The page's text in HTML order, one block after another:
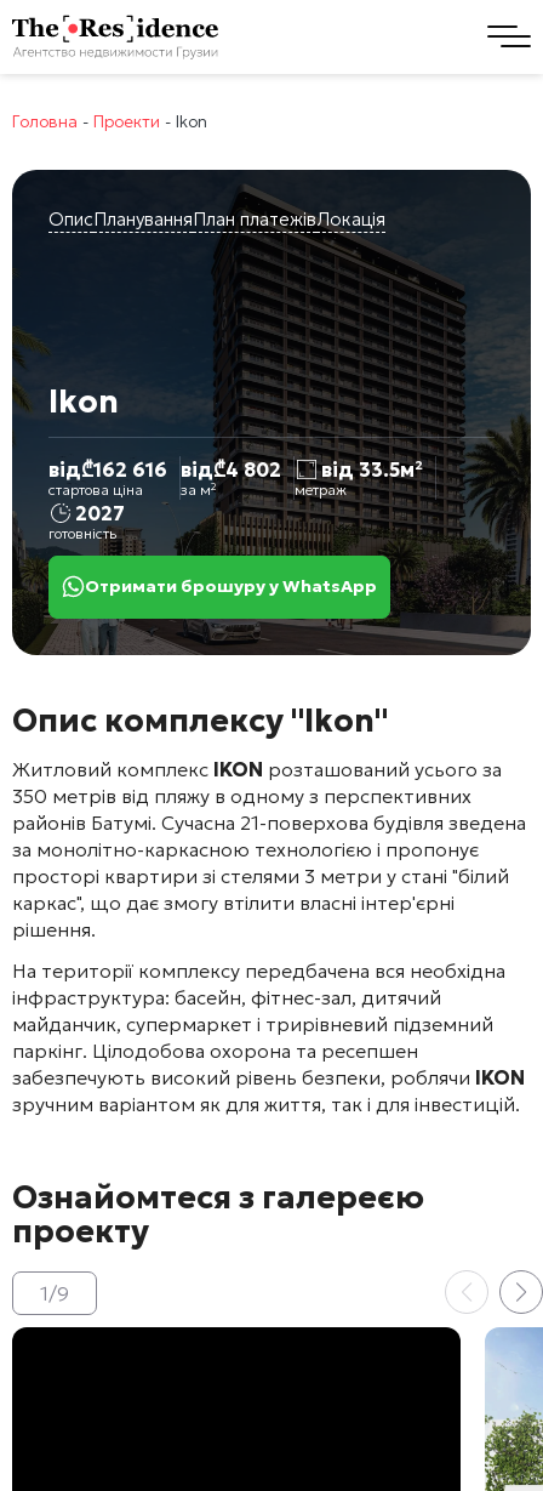
Головна - Проекти - Ikon
ОписПлануванняПлан платежівЛокація
Ikon
від₾162 616
стартова ціна
від₾4 802
за м²
від 33.5м²
метраж
2027
готовність
Отримати брошуру у WhatsApp
Опис комплексу "Ikon"
Житловий комплекс IKON розташований усього за
350 метрів від пляжу в одному з перспективних
районів Батумі. Сучасна 21-поверхова будівля зведена
за монолітно-каркасною технологією і пропонує
просторі квартири зі стелями 3 метри у стані "білий
каркас", що дає змогу втілити власні інтер'єрні
рішення.
На території комплексу передбачена вся необхідна
інфраструктура: басейн, фітнес-зал, дитячий
майданчик, супермаркет і трирівневий підземний
паркінг. Цілодобова охорона та ресепшен
забезпечують високий рівень безпеки, роблячи IKON
зручним варіантом як для життя, так і для інвестицій.
Ознайомтеся з галереєю
проекту
1/9